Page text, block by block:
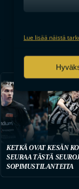
Lue lisää näistä
2PV SITTEN
KETKÄ OVAT KESÄN
SEURAA TÄSTÄ
SOPIMUSTILANTEITA